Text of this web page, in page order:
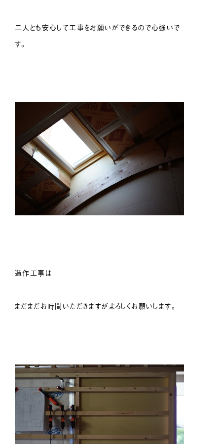
二人とも安心して工事をお願いができるので心強いで
す。
造作工事は
まだまだお時間いただきますがよろしくお願いします。